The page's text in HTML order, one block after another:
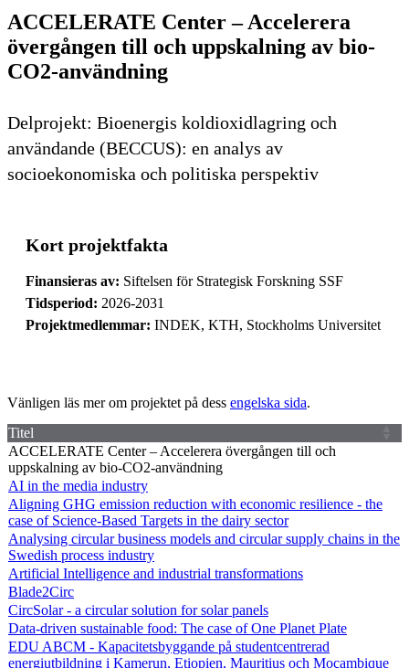
ACCELERATE Center – Accelerera
övergången till och uppskalning av bio-
CO2-användning
Delprojekt: Bioenergis koldioxidlagring och
användande (BECCUS): en analys av
socioekonomiska och politiska perspektiv
Kort projektfakta
Finansieras av: Siftelsen för Strategisk Forskning SSF
Tidsperiod: 2026-2031
Projektmedlemmar: INDEK, KTH, Stockholms Universitet
Vänligen läs mer om projektet på dess engelska sida.
Titel
ACCELERATE Center – Accelerera övergången till och
uppskalning av bio-CO2-användning
AI in the media industry
Aligning GHG emission reduction with economic resilience - the
case of Science-Based Targets in the dairy sector
Analysing circular business models and circular supply chains in the
Swedish process industry
Artificial Intelligence and industrial transformations
Blade2Circ
CircSolar - a circular solution for solar panels
Data-driven sustainable food: The case of One Planet Plate
EDU ABCM - Kapacitetsbyggande på studentcentrerad
energiutbildning i Kamerun, Etiopien, Mauritius och Moçambique